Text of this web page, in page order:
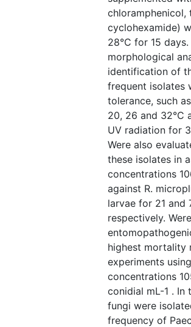
chloramphenicol,
cyclohexamide)
28°C for 15 days.
morphological
identification of
frequent isolates
tolerance, such
20, 26 and 32°C
UV radiation for
Were also
these isolates in
concentrations
against R.
larvae for 21 and
respectively.
highest mortality
experiments
concentrations
conidial mL-1 . In
fungi were
frequency of